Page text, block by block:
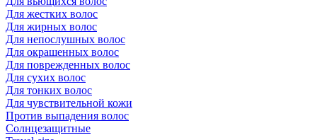
Для жестких волос
Для жирных волос
Для непослушных волос
Для окрашенных волос
Для поврежденных волос
Для сухих волос
Для тонких волос
Для чувствительной кожи
Против выпадения волос
Солнцезащитные